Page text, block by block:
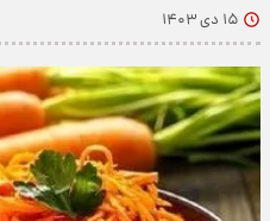
۱۵ دی ۱۴۰۳